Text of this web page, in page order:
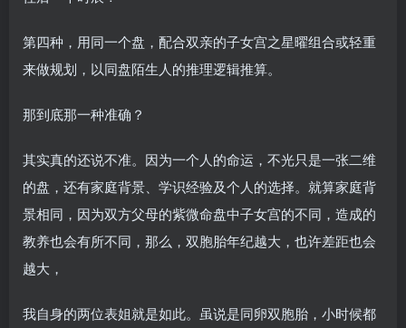
第四种，用同一个盘，配合双亲的子女宫之星曜组合或轻重
来做规划，以同盘陌生人的推理逻辑推算。
那到底那一种准确？
其实真的还说不准。因为一个人的命运，不光只是一张二维
的盘，还有家庭背景、学识经验及个人的选择。就算家庭背
景相同，因为双方父母的紫微命盘中子女宫的不同，造成的
教养也会有所不同，那么，双胞胎年纪越大，也许差距也会
越大，
我自身的两位表姐就是如此。虽说是同卵双胞胎，小时候都